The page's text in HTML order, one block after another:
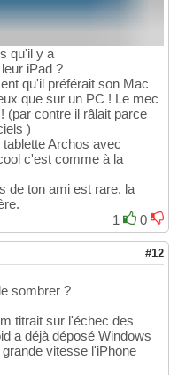
qu'il y a
iPad ?
qu'il préférait son Mac
que sur un PC ! Le mec
(par contre il râlait parce
)
Archos avec
c'est comme à la
de ton ami est rare, la
1
0
#12
sombrer ?
titrait sur l'échec des
a déjà déposé Windows
vitesse l'iPhone